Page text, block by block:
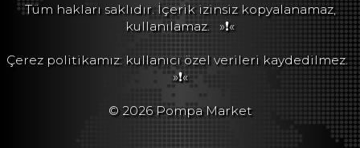
Tüm hakları saklıdır. İçerik izinsiz kopyalanamaz,
kullanılamaz.
»❗«
Çerez politikamız: kullanıcı özel verileri kaydedilmez.
»❗«
© 2026 Pompa Market